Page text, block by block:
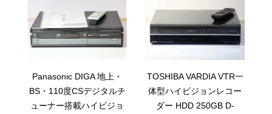
Panasonic DIGA 地上・
BS・110度CSデジタルチ
ューナー搭載ハイビジョ
TOSHIBA VARDIA VTR一
体型ハイビジョンレコー
ダー HDD 250GB D-